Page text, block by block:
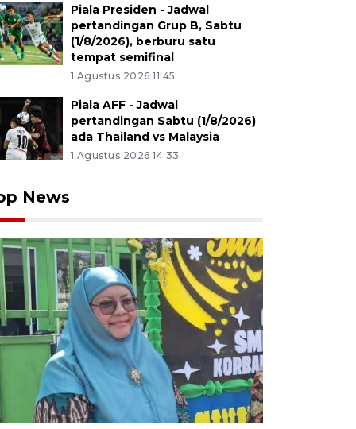
Piala Presiden - Jadwal
pertandingan Grup B, Sabtu
(1/8/2026), berburu satu
tempat semifinal
1 Agustus 2026 11:45
Piala AFF - Jadwal
pertandingan Sabtu (1/8/2026)
ada Thailand vs Malaysia
1 Agustus 2026 14:33
News